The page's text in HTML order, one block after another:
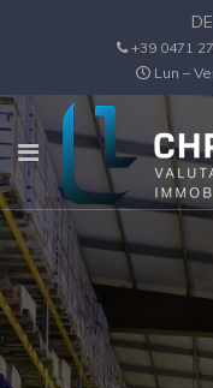
DE
+39 0471
Lun –